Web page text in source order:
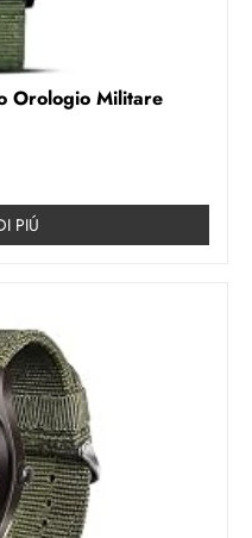
Orologio Militare
PIÚ